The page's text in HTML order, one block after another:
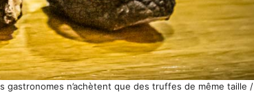
n’achètent que des truffes de même taille /